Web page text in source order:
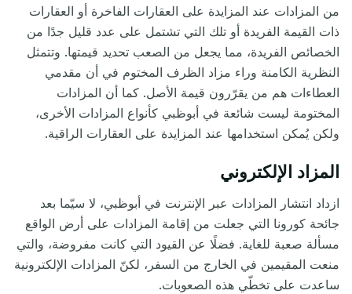
من المزادات عند المزايدة على العقارات الفاخرة أو العقارات
ذات القيمة الفريدة أو تلك التي تشتمل على عدد قليل جدًا من
الخصائص الفريدة، مما يجعل من الصعب تحديد قيمتها. وتتمثل
النظرية الكامنة وراء مزاد الظرف المختوم في أن مقدمي
العطاءات هم من يقرّرون قيمة الأصل. كما أن المزادات
المختومة ليست شائعة في أبوظبي كأنواع المزادات الأخرى،
ولكن يُمكن استخدامها عند المزايدة على العقارات الراقية.
المزاد الإلكتروني
ازداد انتشار المزادات عبر الإنترنت في أبوظبي، لا سيّما بعد
جائحة كورونا التي جعلت من إقامة المزادات على أرض الواقع
مسألة صعبة للغاية. فضلًا عن القيود التي كانت مفروضة، والتي
منعت المقيمين في الخارج من السفر ، لكنّ المزادات الإلكترونية
ساعدت على تخطّي هذه الصعوبات.